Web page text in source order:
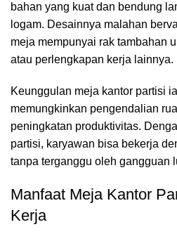
bahan yang kuat dan bendung
logam. Desainnya malahan
meja mempunyai rak tambahan
atau perlengkapan kerja lainnya.
Keunggulan meja kantor partisi
memungkinkan pengendalian
peningkatan produktivitas.
partisi, karyawan bisa bekerja
tanpa terganggu oleh gangguan
Manfaat Meja Kantor
Kerja